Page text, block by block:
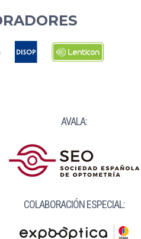
AVALA:
COLABORACIÓN ESPECIAL: